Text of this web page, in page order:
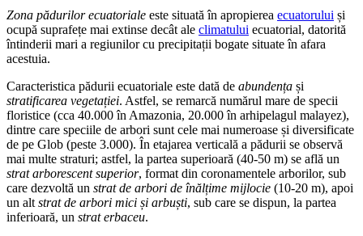
Zona pădurilor ecuatoriale este situată în apropierea ecuatorului și
ocupă suprafețe mai extinse decât ale climatului ecuatorial, datorită
întinderii mari a regiunilor cu precipitații bogate situate în afara
acestuia.
Caracteristica pădurii ecuatoriale este dată de abundența și
stratificarea vegetației. Astfel, se remarcă numărul mare de specii
floristice (cca 40.000 în Amazonia, 20.000 în arhipelagul malayez),
dintre care speciile de arbori sunt cele mai numeroase și diversificate
de pe Glob (peste 3.000). În etajarea verticală a pădurii se observă
mai multe straturi; astfel, la partea superioară (40-50 m) se află un
strat arborescent superior, format din coronamentele arborilor, sub
care dezvoltă un strat de arbori de înălțime mijlocie (10-20 m), apoi
un alt strat de arbori mici și arbuști, sub care se dispun, la partea
inferioară, un strat erbaceu.